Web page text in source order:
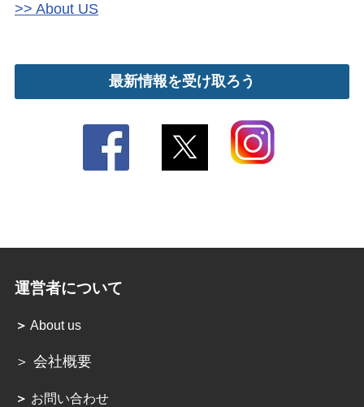
>> About US
最新情報を受け取ろう
運営者について
＞ About us
＞ 会社概要
＞ お問い合わせ